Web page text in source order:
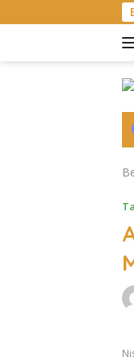
ke
Birokrasi